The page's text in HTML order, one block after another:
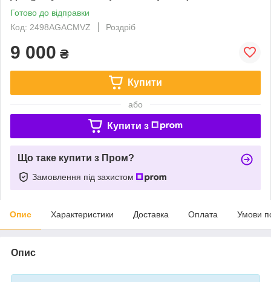
Готово до відправки
Код: 2498AGACMVZ
Роздріб
9 000 ₴
Купити
або
Купити з
Що таке купити з Пром?
Замовлення під захистом
Опис Характеристики Доставка Оплата Умови
Опис